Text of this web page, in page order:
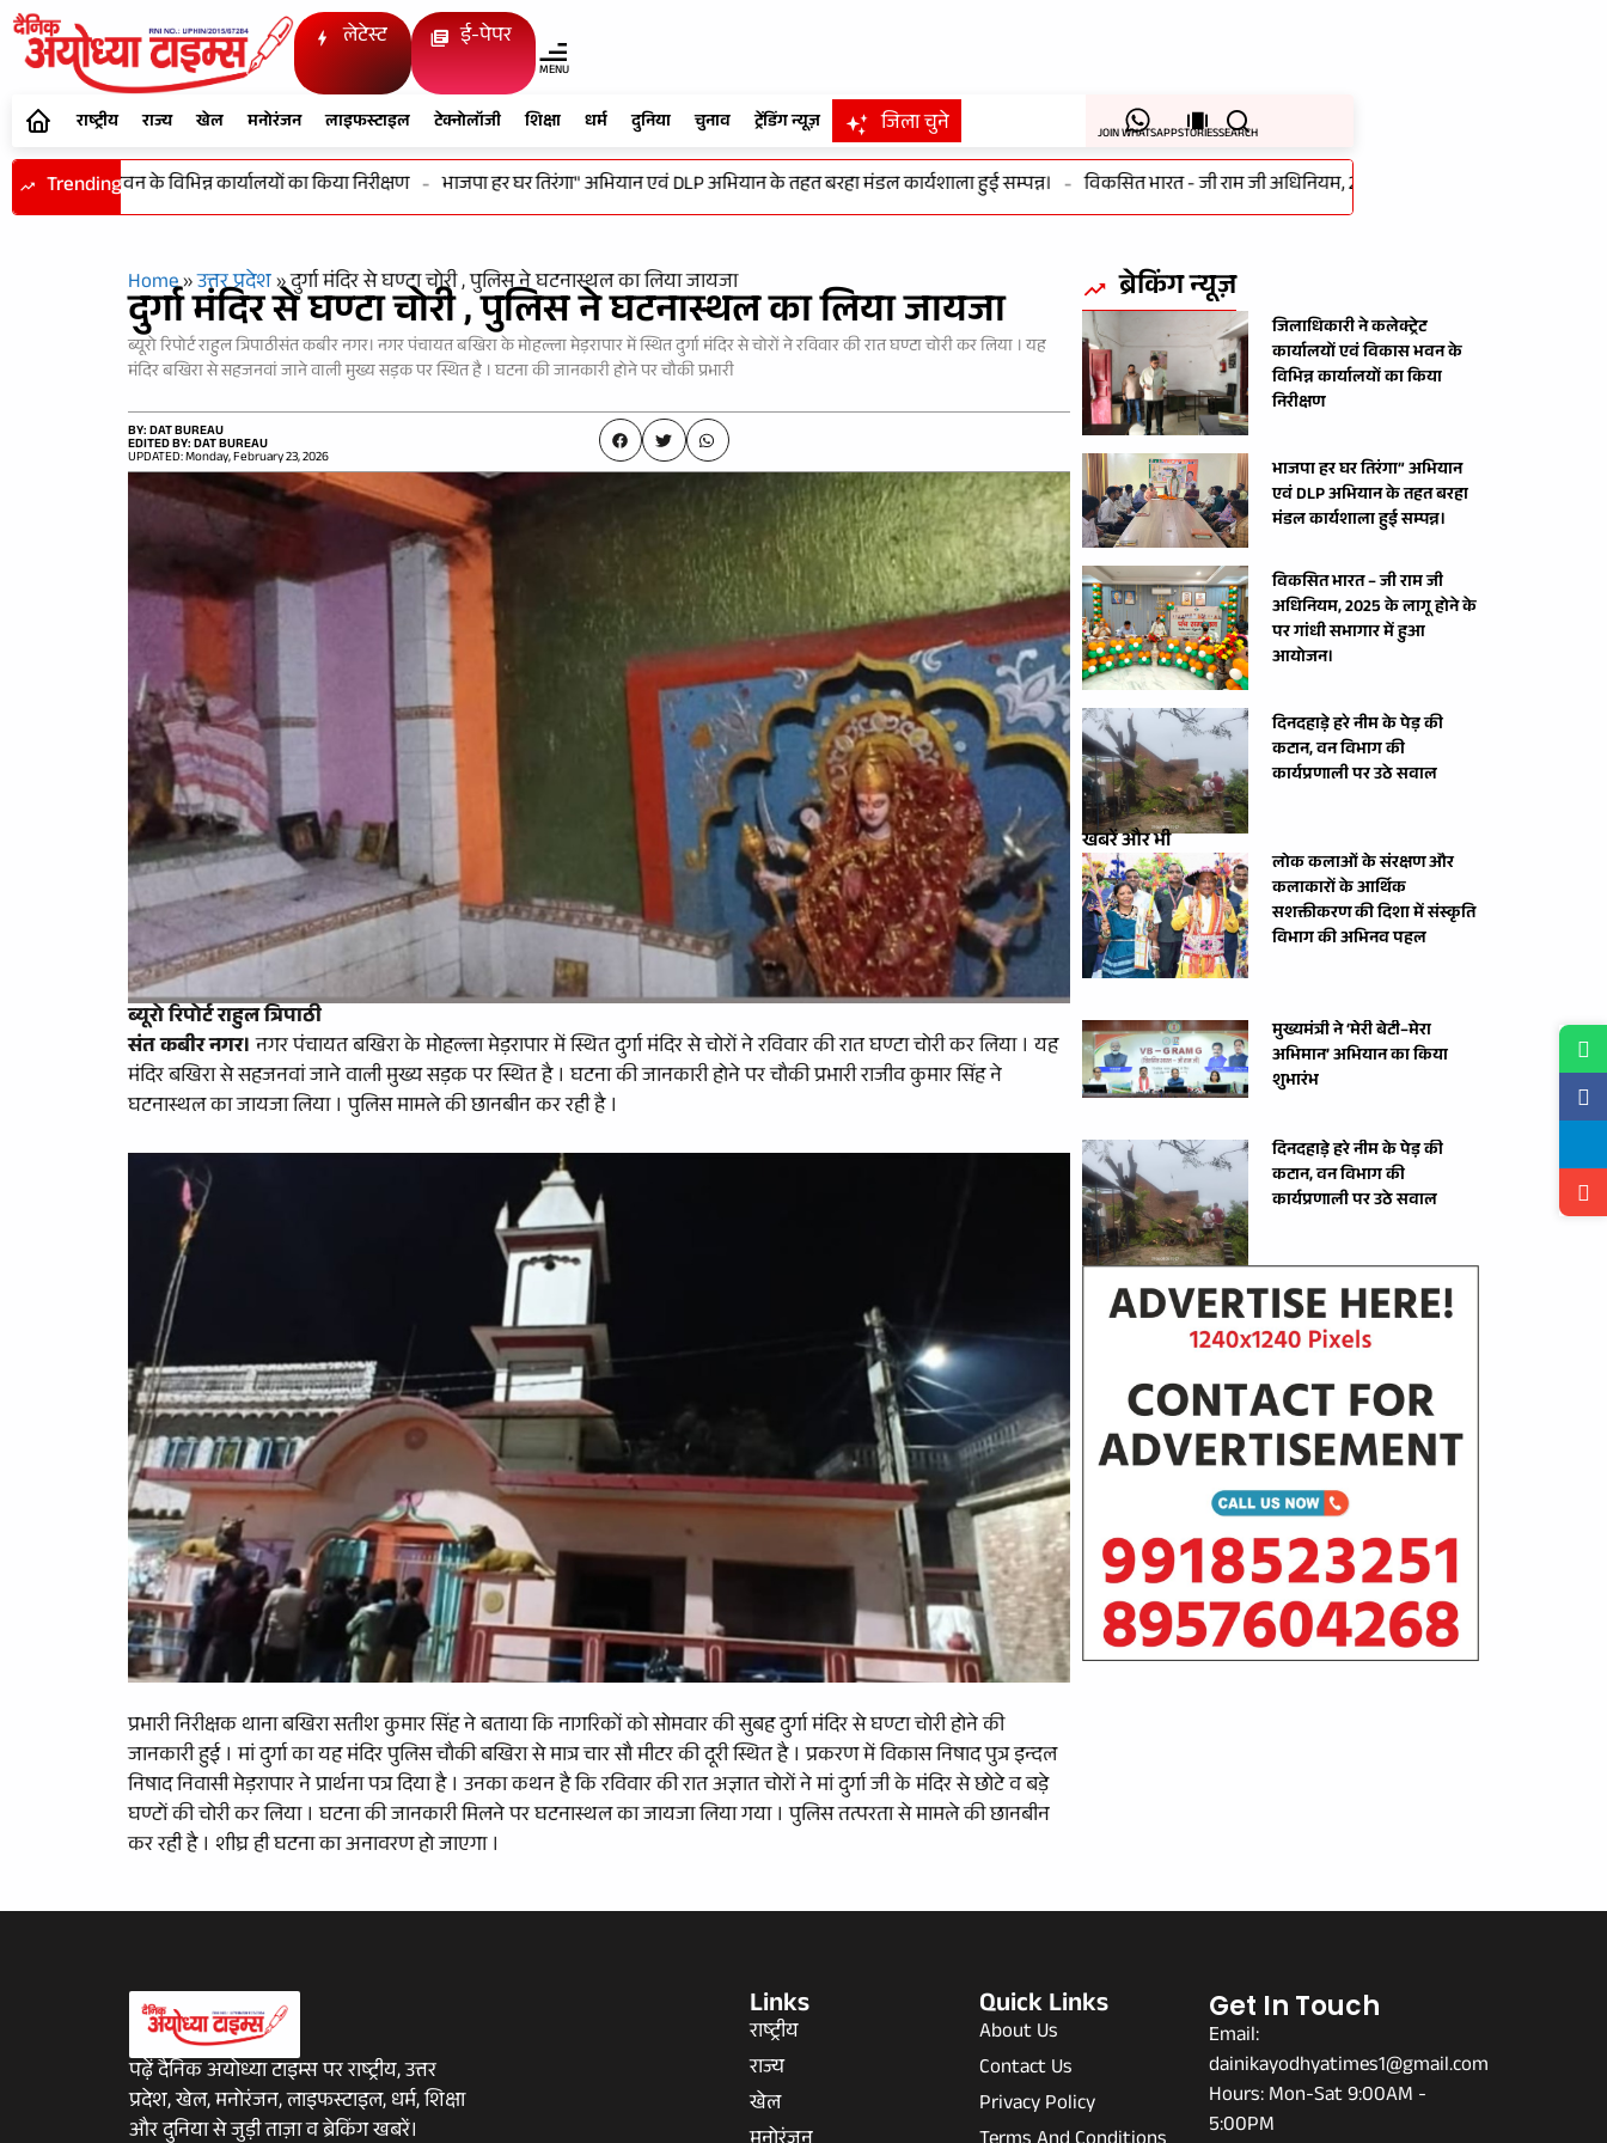
लेटेस्ट ई-पेपर
MENU
राष्ट्रीय राज्य खेल मनोरंजन लाइफस्टाइल टेक्नोलॉजी शिक्षा धर्म दुनिया चुनाव ट्रेंडिंग न्यूज़ जिला चुने JOIN WHATSAPPSTORIESSEARCH
Trending
भवन के विभिन्न कार्यालयों का किया निरीक्षण - भाजपा हर घर तिरंगा" अभियान एवं DLP अभियान के तहत बरहा मंडल कार्यशाला हुई सम्पन्न। - विकसित भारत - जी राम जी अधिनियम, 2025 के लागू होने के पर गांधी सभागार में
Home»उत्तर प्रदेश»दुर्गा मंदिर से घण्टा चोरी , पुलिस ने घटनास्थल का लिया जायजा
दुर्गा मंदिर से घण्टा चोरी , पुलिस ने घटनास्थल का लिया जायजा
ब्यूरो रिपोर्ट राहुल त्रिपाठीसंत कबीर नगर। नगर पंचायत बखिरा के मोहल्ला मेड़रापार में स्थित दुर्गा मंदिर से चोरों ने रविवार की रात घण्टा चोरी कर लिया । यह
मंदिर बखिरा से सहजनवां जाने वाली मुख्य सड़क पर स्थित है । घटना की जानकारी होने पर चौकी प्रभारी
BY: DAT BUREAU
EDITED BY: DAT BUREAU
UPDATED: Monday, February 23, 2026
ब्यूरो रिपोर्ट राहुल त्रिपाठी
संत कबीर नगर।नगर पंचायत बखिरा के मोहल्ला मेड़रापार में स्थित दुर्गा मंदिर से चोरों ने रविवार की रात घण्टा चोरी कर लिया । यह
मंदिर बखिरा से सहजनवां जाने वाली मुख्य सड़क पर स्थित है । घटना की जानकारी होने पर चौकी प्रभारी राजीव कुमार सिंह ने
घटनास्थल का जायजा लिया । पुलिस मामले की छानबीन कर रही है ।
प्रभारी निरीक्षक थाना बखिरा सतीश कुमार सिंह ने बताया कि नागरिकों को सोमवार की सुबह दुर्गा मंदिर से घण्टा चोरी होने की
जानकारी हुई । मां दुर्गा का यह मंदिर पुलिस चौकी बखिरा से मात्र चार सौ मीटर की दूरी स्थित है । प्रकरण में विकास निषाद पुत्र इन्दल
निषाद निवासी मेड़रापार ने प्रार्थना पत्र दिया है । उनका कथन है कि रविवार की रात अज्ञात चोरों ने मां दुर्गा जी के मंदिर से छोटे व बड़े
घण्टों की चोरी कर लिया । घटना की जानकारी मिलने पर घटनास्थल का जायजा लिया गया । पुलिस तत्परता से मामले की छानबीन
कर रही है । शीघ्र ही घटना का अनावरण हो जाएगा ।
ब्रेकिंग न्यूज़
जिलाधिकारी ने कलेक्ट्रेट
कार्यालयों एवं विकास भवन के
विभिन्न कार्यालयों का किया
निरीक्षण
भाजपा हर घर तिरंगा” अभियान
एवं DLP अभियान के तहत बरहा
मंडल कार्यशाला हुई सम्पन्न।
विकसित भारत – जी राम जी
अधिनियम, 2025 के लागू होने के
पर गांधी सभागार में हुआ
आयोजन।
दिनदहाड़े हरे नीम के पेड़ की
कटान, वन विभाग की
कार्यप्रणाली पर उठे सवाल
खबरें और भी
लोक कलाओं के संरक्षण और
कलाकारों के आर्थिक
सशक्तीकरण की दिशा में संस्कृति
विभाग की अभिनव पहल
मुख्यमंत्री ने ‘मेरी बेटी–मेरा
अभिमान’ अभियान का किया
शुभारंभ
दिनदहाड़े हरे नीम के पेड़ की
कटान, वन विभाग की
कार्यप्रणाली पर उठे सवाल
पढ़ें दैनिक अयोध्या टाइम्स पर राष्ट्रीय, उत्तर
प्रदेश, खेल, मनोरंजन, लाइफस्टाइल, धर्म, शिक्षा
और दुनिया से जुड़ी ताज़ा व ब्रेकिंग खबरें।
Links
राष्ट्रीय
राज्य
खेल
Quick Links
About Us
Contact Us
Privacy Policy
Get In Touch
Email:
dainikayodhyatimes1@gmail.com
Hours: Mon-Sat 9:00AM -
5:00PM